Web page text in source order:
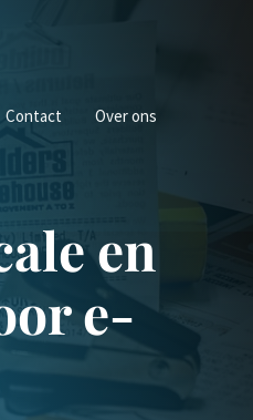
Contact Over ons
en
e-